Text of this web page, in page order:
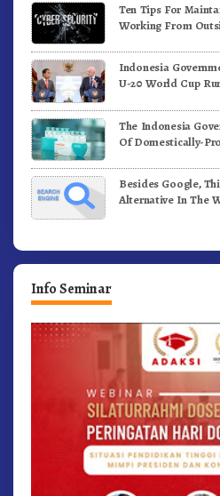
Ten Tips For
Working From
Indonesia
U-20 World Cup
The Indonesia
Of Domestically-
Besides Google,
Alternative In The
Info Seminar